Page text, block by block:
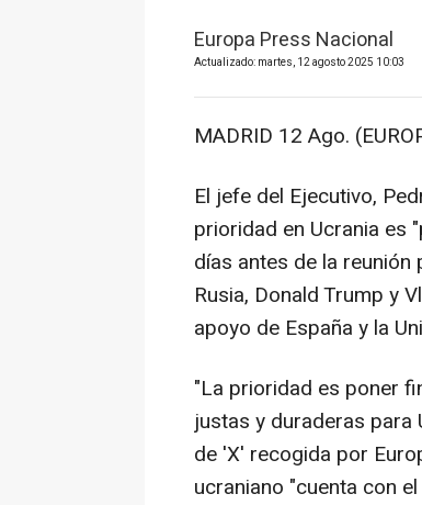
Europa Press Nacional
Actualizado: martes, 12 agosto 2025 10:03
MADRID 12 Ago.
El jefe del Ejecutivo,
prioridad en Ucrania es
días antes de la
Rusia, Donald Trump y
apoyo de España y la
"La prioridad es poner
justas y duraderas para
de 'X' recogida por
ucraniano "cuenta con